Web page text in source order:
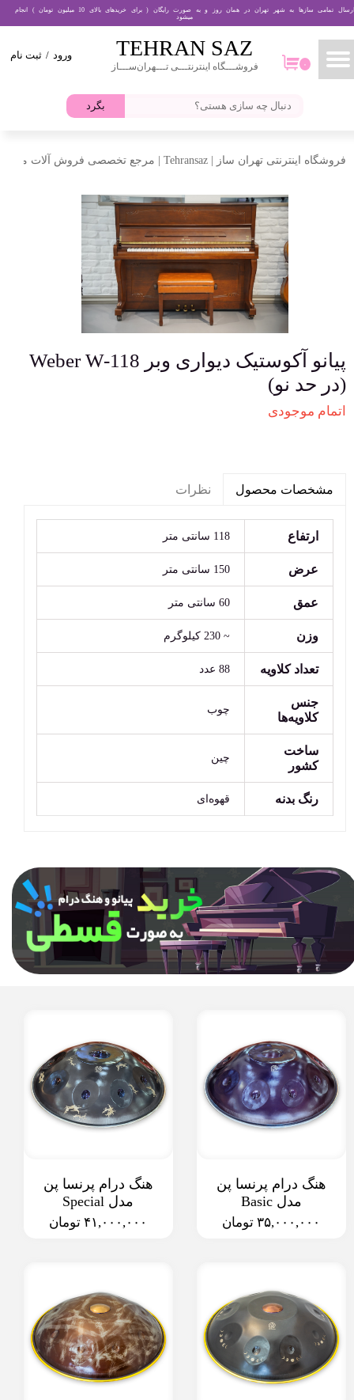
ورود / ثبت نام
تغییر گذر واژه
ارسال تمامی سازها به شهر تهران در همان روز و به صورت رایگان ( برای خریدهای بالای 10 میلیون تومان ) انجام
میشود
بگرد
TEHRAN​​​​​​​ SAZ
فروشـــگاه اینترنتـــی تـــهران‌ســـاز ۰
فروشگاه اینترنتی تهران ساز | Tehransaz | مرجع تخصصی فروش آلات موسیقی
پیانو آکوستیک دیواری وبر Weber W-118
(در حد نو)
اتمام موجودی
مشخصات محصول نظرات
ارتفاع 118 سانتی متر
عرض 150 سانتی متر
عمق 60 سانتی متر
وزن ~ 230 کیلوگرم
تعداد کلاویه 88 عدد
جنس
کلاویه‌ها
چوب
ساخت
کشور
چین
رنگ بدنه قهوه‌ای
هنگ درام پرنسا پن
مدل Basic
۳۵,۰۰۰,۰۰۰ تومان
هنگ درام پرنسا پن
مدل Special
۴۱,۰۰۰,۰۰۰ تومان